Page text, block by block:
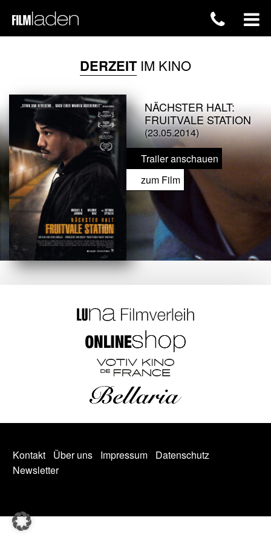
DERZEITIM KINO
NÄCHSTER HALT:
FRUITVALE STATION
(23.05.2014)
Trailer anschauen
zum Film
Kontakt Über uns Impressum
Datenschutz
Newsletter